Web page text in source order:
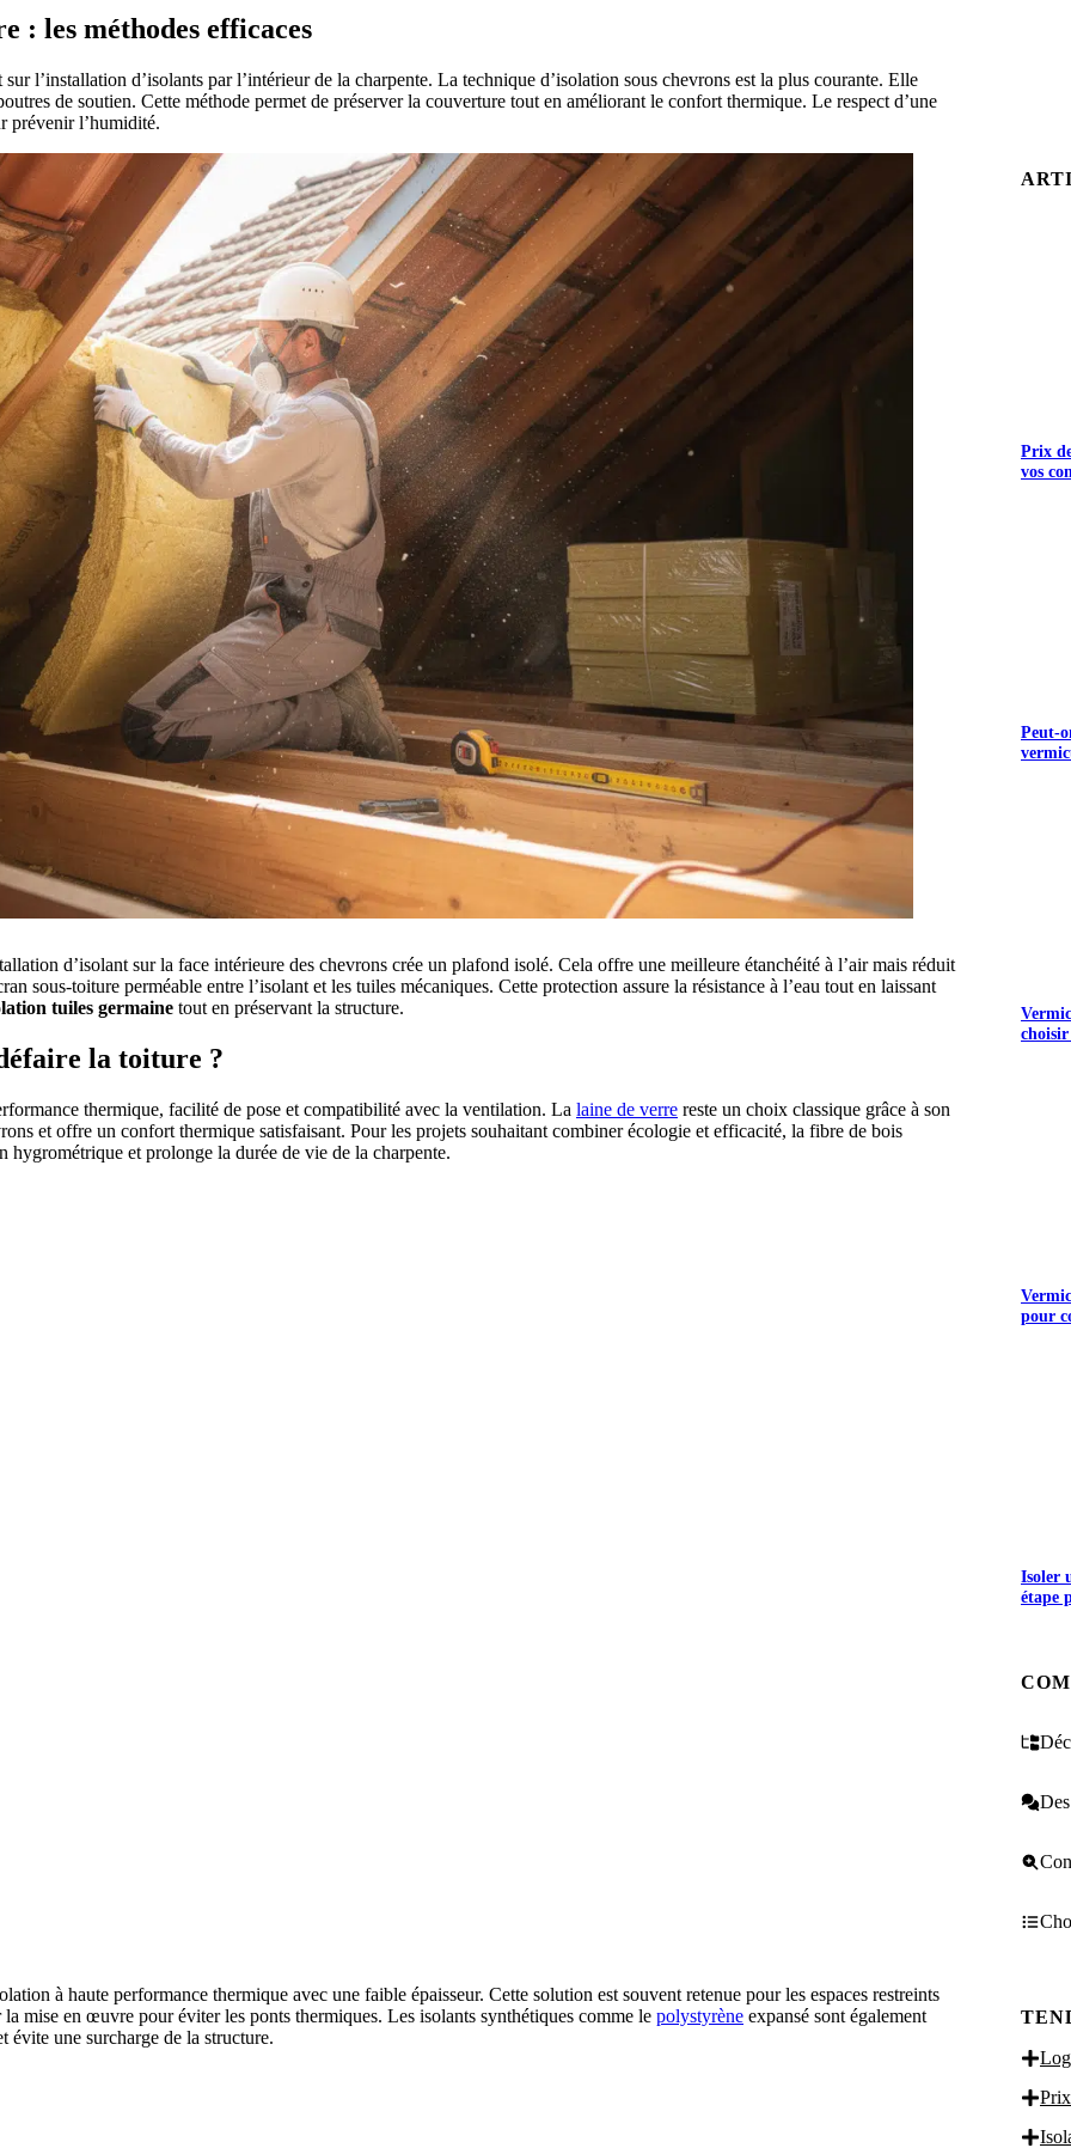
: les méthodes efficaces
l’installation d’isolants par l’intérieur de la charpente. La technique d’isolation sous chevrons est la plus courante. Elle
de soutien. Cette méthode permet de préserver la couverture tout en améliorant le confort thermique. Le respect d’une
prévenir l’humidité.
d’isolant sur la face intérieure des chevrons crée un plafond isolé. Cela offre une meilleure étanchéité à l’air mais réduit
sous-toiture perméable entre l’isolant et les tuiles mécaniques. Cette protection assure la résistance à l’eau tout en laissant
tuiles germaine tout en préservant la structure.
la toiture ?
thermique, facilité de pose et compatibilité avec la ventilation. La laine de verre reste un choix classique grâce à son
et offre un confort thermique satisfaisant. Pour les projets souhaitant combiner écologie et efficacité, la fibre de bois
hygrométrique et prolonge la durée de vie de la charpente.
à haute performance thermique avec une faible épaisseur. Cette solution est souvent retenue pour les espaces restreints
mise en œuvre pour éviter les ponts thermiques. Les isolants synthétiques comme le polystyrène expansé sont également
évite une surcharge de la structure.
Prix
vos
Peut-
pour
Isoler
étape